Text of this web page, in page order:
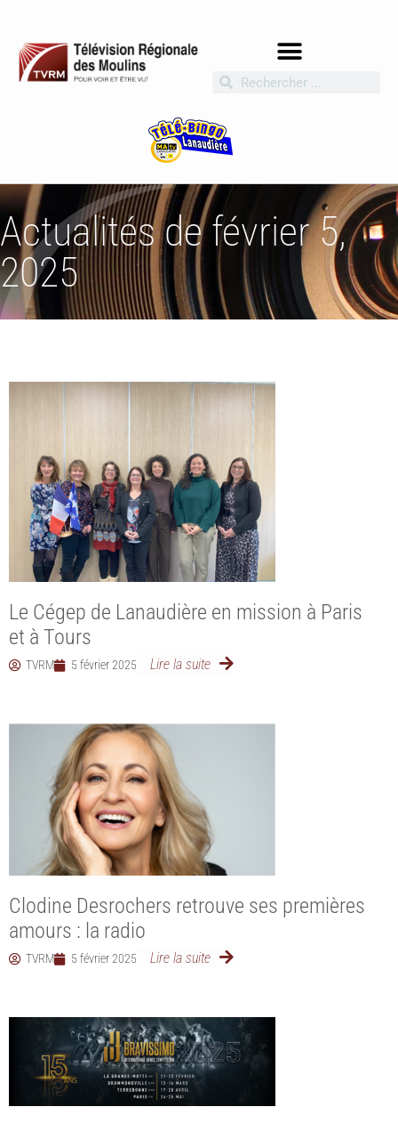
Actualités de février 5,
2025
Le Cégep de Lanaudière en mission à Paris
et à Tours
TVRM 5 février 2025 Lire la suite
Clodine Desrochers retrouve ses premières
amours : la radio
TVRM 5 février 2025 Lire la suite